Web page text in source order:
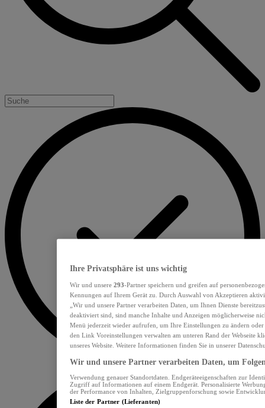
Ihre Privatsphäre ist uns wichtig
Wir und unsere 293-Partner speichern und greifen auf
Kennungen auf Ihrem Gerät zu. Durch Auswahl von Akzeptieren
„Wir und unsere Partner verarbeiten Daten, um Ihnen Dienste
deaktiviert sind, sind manche Inhalte und Anzeigen möglicherweise
Menü jederzeit wieder aufrufen, um Ihre Einstellungen zu ändern
den Link Voreinstellungen verwalten am unteren Rand der Webseite
unseres Website. Weitere Informationen finden Sie in unserer
Wir und unsere Partner verarbeiten Daten, um
Verwendung genauer Standortdaten. Endgeräteeigenschaften zur
Zugriff auf Informationen auf einem Endgerät. Personalisierte
der Performance von Inhalten, Zielgruppenforschung sowie
Liste der Partner (Lieferanten)